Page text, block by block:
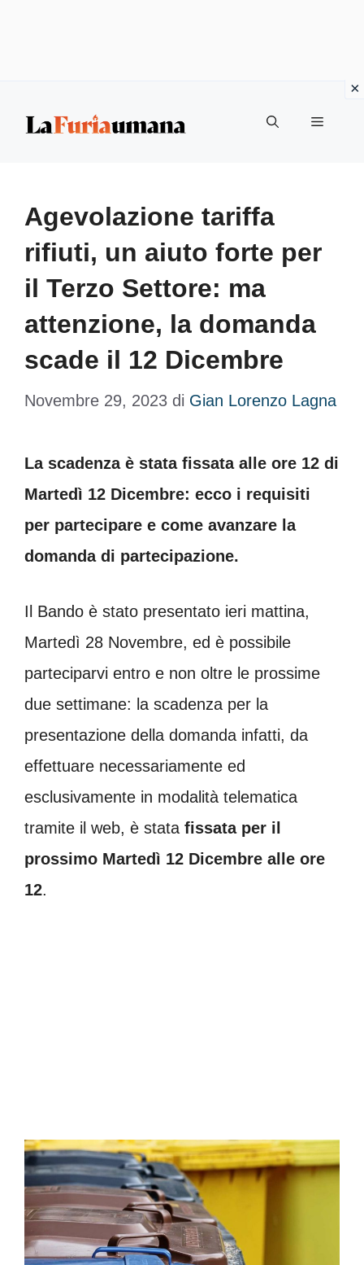
Menu
Agevolazione tariffa
rifiuti, un aiuto forte per
il Terzo Settore: ma
attenzione, la domanda
scade il 12 Dicembre
Novembre 29, 2023 di Gian Lorenzo Lagna
La scadenza è stata fissata alle ore 12 di
Martedì 12 Dicembre: ecco i requisiti
per partecipare e come avanzare la
domanda di partecipazione.
Il Bando è stato presentato ieri mattina,
Martedì 28 Novembre, ed è possibile
parteciparvi entro e non oltre le prossime
due settimane: la scadenza per la
presentazione della domanda infatti, da
effettuare necessariamente ed
esclusivamente in modalità telematica
tramite il web, è stata fissata per il
prossimo Martedì 12 Dicembre alle ore
12.